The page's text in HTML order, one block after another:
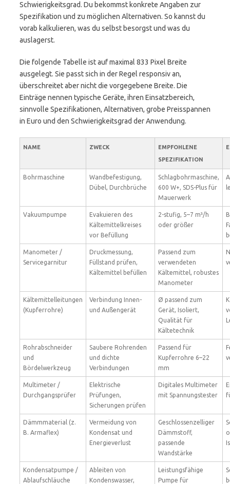
Schwierigkeitsgrad. Du bekommst konkrete Angaben zur
Spezifikation und zu möglichen Alternativen. So kannst du
vorab kalkulieren, was du selbst besorgst und was du
auslagerst.
Die folgende Tabelle ist auf maximal 833 Pixel Breite
ausgelegt. Sie passt sich in der Regel responsiv an,
überschreitet aber nicht die vorgegebene Breite. Die
Einträge nennen typische Geräte, ihren Einsatzbereich,
sinnvolle Spezifikationen, Alternativen, grobe Preisspannen
in Euro und den Schwierigkeitsgrad der Anwendung.
NAME ZWECK
EMPFOHLENE
SPEZIFIKATION
Bohrmaschine
Wandbefestigung,
Dübel, Durchbrüche
Schlagbohrmaschine,
600 W+, SDS-Plus für
Mauerwerk
Vakuumpumpe
Evakuieren des
Kältemittelkreises
vor Befüllung
2-stufig, 5–7 m³/h
oder größer
Manometer /
Servicegarnitur
Druckmessung,
Füllstand prüfen,
Kältemittel befüllen
Passend zum
verwendeten
Kältemittel, robustes
Manometer
Kältemittelleitungen
(Kupferrohre)
Verbindung Innen-
und Außengerät
Ø passend zum
Gerät, Isoliert,
Qualität für
Kältetechnik
Rohrabschneider
und
Bördelwerkzeug
Saubere Rohrenden
und dichte
Verbindungen
Passend für
Kupferrohre 6–22
mm
Multimeter /
Durchgangsprüfer
Elektrische
Prüfungen,
Sicherungen prüfen
Digitales Multimeter
mit Spannungstester
Dämmmaterial (z.
B. Armaflex)
Vermeidung von
Kondensat und
Energieverlust
Geschlossenzelliger
Dämmstoff,
passende
Wandstärke
Kondensatpumpe /
Ablaufschläuche
Ableiten von
Kondenswasser,
Leistungsfähige
Pumpe für